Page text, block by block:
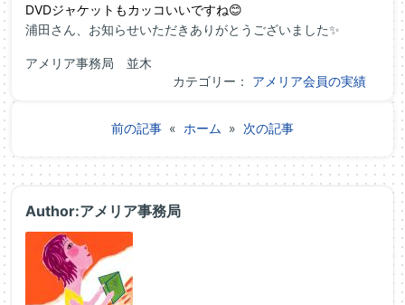
DVDジャケットもカッコいいですね😊
浦田さん、お知らせいただきありがとうございました✨
アメリア事務局 並木
カテゴリー： アメリア会員の実績
前の記事 « ホーム » 次の記事
Author:アメリア事務局